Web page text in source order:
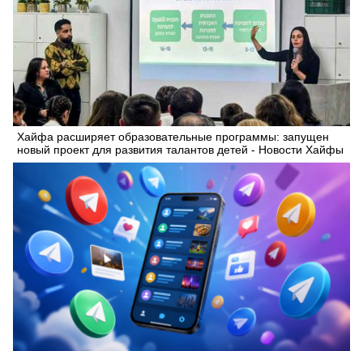
Хайфа расширяет образовательные программы: запущен
новый проект для развития талантов детей - Новости Хайфы